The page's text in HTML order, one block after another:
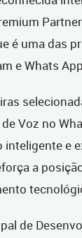
é uma das
e Whats
Voz no
e
a
de